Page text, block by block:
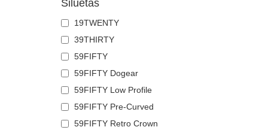
Erelis
Feniksas
Flamingas
Gaidys
Gepardas
Grifas
Gyvatė
Hipopotamas
Siluetas
19TWENTY
39THIRTY
59FIFTY
59FIFTY Dogear
59FIFTY Low Profile
59FIFTY Pre-Curved
59FIFTY Retro Crown